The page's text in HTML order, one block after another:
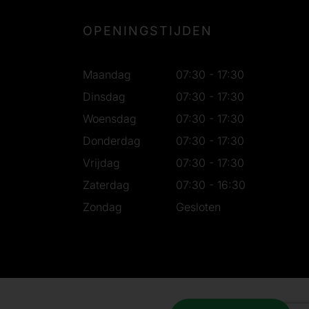
OPENINGSTIJDEN
Maandag
07:30 - 17:30
Dinsdag
07:30 - 17:30
Woensdag
07:30 - 17:30
Donderdag
07:30 - 17:30
Vrijdag
07:30 - 17:30
Zaterdag
07:30 - 16:30
Zondag
Gesloten